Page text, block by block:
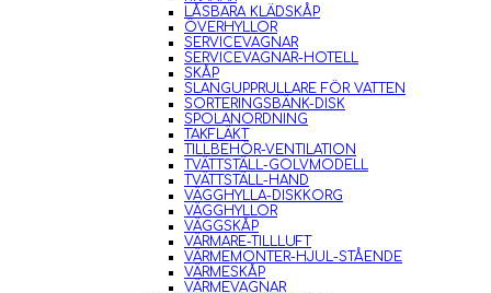
LÅSBARA KLÄDSKÅP
ÖVERHYLLOR
SERVICEVAGNAR
SERVICEVAGNAR-HOTELL
SKÅP
SLANGUPPRULLARE FÖR VATTEN
SORTERINGSBÄNK-DISK
SPOLANORDNING
TAKFLÄKT
TILLBEHÖR-VENTILATION
TVÄTTSTÄLL-GOLVMODELL
TVÄTTSTÄLL-HAND
VÄGGHYLLA-DISKKORG
VÄGGHYLLOR
VÄGGSKÅP
VÄRMARE-TILLLUFT
VÄRMEMONTER-HJUL-STÅENDE
VÄRMESKÅP
VÄRMEVAGNAR